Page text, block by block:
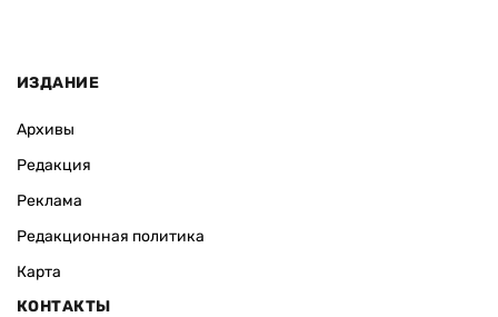
ИЗДАНИЕ
Архивы
Редакция
Реклама
Редакционная политика
Карта
КОНТАКТЫ